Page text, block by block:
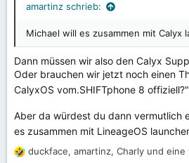
amartinz schrieb:
Michael will es zusammen mit Calyx
Dann müssen wir also den Calyx
Oder brauchen wir jetzt noch einen
CalyxOS vom.SHIFTphone 8 offiziell?"
Aber da würdest du dann vermutlich
es zusammen mit LineageOS
R
duckface, amartinz, Charly und eine